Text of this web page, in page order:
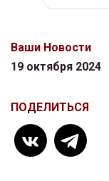
Ваши Новости
19 октября 2024
ПОДЕЛИТЬСЯ